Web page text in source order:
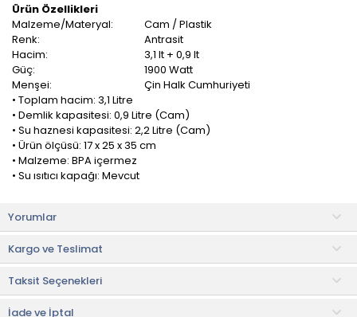
Ürün Özellikleri
Malzeme/Materyal:
Cam / Plastik
Renk:
Antrasit
Hacim:
3,1 lt + 0,9 lt
Güç:
1900 Watt
Menşei:
Çin Halk Cumhuriyeti
• Toplam hacim: 3,1 Litre
• Demlik kapasitesi: 0,9 Litre (Cam)
• Su haznesi kapasitesi: 2,2 Litre (Cam)
• Ürün ölçüsü: 17 x 25 x 35 cm
• Malzeme: BPA içermez
• Su ısıtıcı kapağı: Mevcut
Homend Infinity 1764H Cam Çay Makinesi, 0,9 litre kapasiteli cam
demlik ve 2,2 litre su haznesiyle birlikte toplamda 3,1 litrelik geniş
bir hacme sahiptir. XL kapasitesi sayesinde tek seferde 35
bardak çay demleyerek kalabalık aile sofralarınızda,
misafirlerinize ya da arkadaş toplantılarınızda çay keyfini
doyasıya yaşamanızı sağlar.
Yorumlar
Kargo ve Teslimat
Taksit Seçenekleri
İade ve İptal